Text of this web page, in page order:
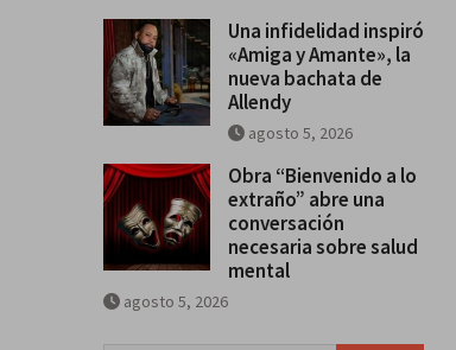
Una infidelidad inspiró
«Amiga y Amante», la
nueva bachata de
Allendy
agosto 5, 2026
Obra “Bienvenido a lo
extraño” abre una
conversación
necesaria sobre salud
mental
agosto 5, 2026